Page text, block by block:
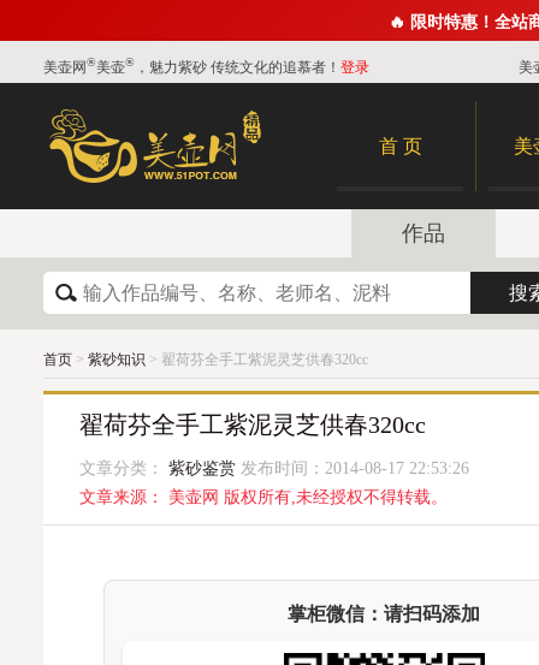
🔥 限时特惠！全站
美壶网®美壶® ，魅力紫砂 传统文化的追慕者！ 登录 美
首 页 美
作品
首页 > 紫砂知识 > 翟荷芬全手工紫泥灵芝供春320cc
翟荷芬全手工紫泥灵芝供春320cc
文章分类： 紫砂鉴赏 发布时间：2014-08-17 22:53:26
文章来源： 美壶网 版权所有,未经授权不得转载。
掌柜微信：请扫码添加